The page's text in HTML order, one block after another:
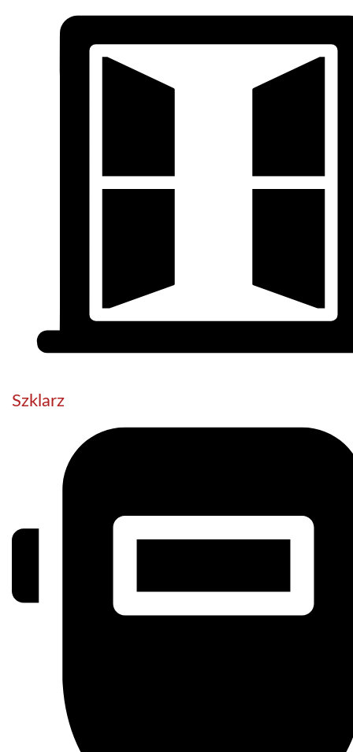
Szklarz